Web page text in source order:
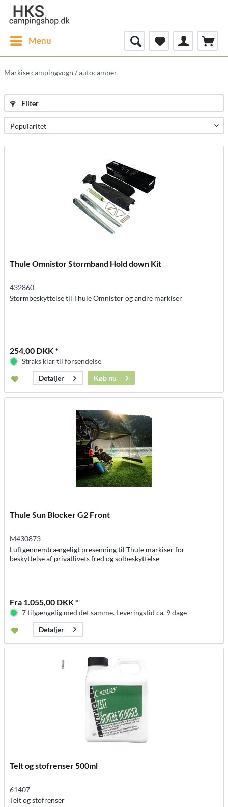
Menu
Markise campingvogn / autocamper
Filter
Thule Omnistor Stormband Hold down Kit
432860
Stormbeskyttelse til Thule Omnistor og andre markiser
254,00 DKK *
Straks klar til forsendelse
Detaljer
Køb nu
Thule Sun Blocker G2 Front
M430873
Luftgennemtrængeligt presenning til Thule markiser for
beskyttelse af privatlivets fred og solbeskyttelse
Fra 1.055,00 DKK *
7 tilgængelig med det samme. Leveringstid ca. 9 dage
Detaljer
Telt og stofrenser 500ml
61407
Telt og stofrenser